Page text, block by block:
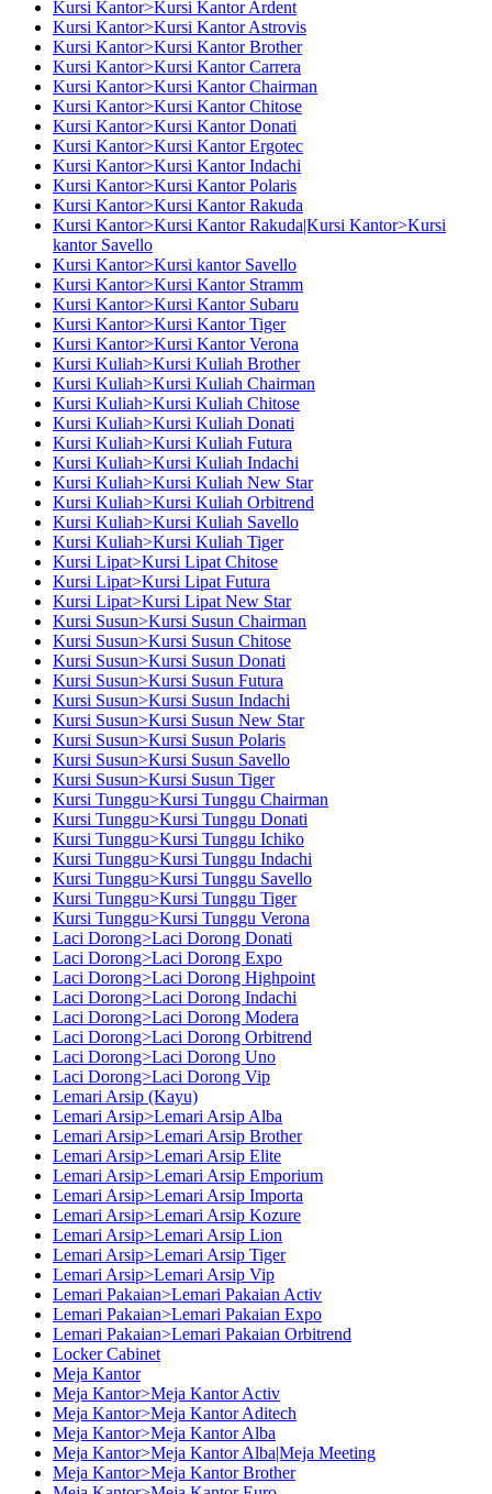
Kursi Kantor>Kursi Kantor Ardent
Kursi Kantor>Kursi Kantor Astrovis
Kursi Kantor>Kursi Kantor Brother
Kursi Kantor>Kursi Kantor Carrera
Kursi Kantor>Kursi Kantor Chairman
Kursi Kantor>Kursi Kantor Chitose
Kursi Kantor>Kursi Kantor Donati
Kursi Kantor>Kursi Kantor Ergotec
Kursi Kantor>Kursi Kantor Indachi
Kursi Kantor>Kursi Kantor Polaris
Kursi Kantor>Kursi Kantor Rakuda
Kursi Kantor>Kursi Kantor Rakuda|Kursi Kantor>Kursi
kantor Savello
Kursi Kantor>Kursi kantor Savello
Kursi Kantor>Kursi Kantor Stramm
Kursi Kantor>Kursi Kantor Subaru
Kursi Kantor>Kursi Kantor Tiger
Kursi Kantor>Kursi Kantor Verona
Kursi Kuliah>Kursi Kuliah Brother
Kursi Kuliah>Kursi Kuliah Chairman
Kursi Kuliah>Kursi Kuliah Chitose
Kursi Kuliah>Kursi Kuliah Donati
Kursi Kuliah>Kursi Kuliah Futura
Kursi Kuliah>Kursi Kuliah Indachi
Kursi Kuliah>Kursi Kuliah New Star
Kursi Kuliah>Kursi Kuliah Orbitrend
Kursi Kuliah>Kursi Kuliah Savello
Kursi Kuliah>Kursi Kuliah Tiger
Kursi Lipat>Kursi Lipat Chitose
Kursi Lipat>Kursi Lipat Futura
Kursi Lipat>Kursi Lipat New Star
Kursi Susun>Kursi Susun Chairman
Kursi Susun>Kursi Susun Chitose
Kursi Susun>Kursi Susun Donati
Kursi Susun>Kursi Susun Futura
Kursi Susun>Kursi Susun Indachi
Kursi Susun>Kursi Susun New Star
Kursi Susun>Kursi Susun Polaris
Kursi Susun>Kursi Susun Savello
Kursi Susun>Kursi Susun Tiger
Kursi Tunggu>Kursi Tunggu Chairman
Kursi Tunggu>Kursi Tunggu Donati
Kursi Tunggu>Kursi Tunggu Ichiko
Kursi Tunggu>Kursi Tunggu Indachi
Kursi Tunggu>Kursi Tunggu Savello
Kursi Tunggu>Kursi Tunggu Tiger
Kursi Tunggu>Kursi Tunggu Verona
Laci Dorong>Laci Dorong Donati
Laci Dorong>Laci Dorong Expo
Laci Dorong>Laci Dorong Highpoint
Laci Dorong>Laci Dorong Indachi
Laci Dorong>Laci Dorong Modera
Laci Dorong>Laci Dorong Orbitrend
Laci Dorong>Laci Dorong Uno
Laci Dorong>Laci Dorong Vip
Lemari Arsip (Kayu)
Lemari Arsip>Lemari Arsip Alba
Lemari Arsip>Lemari Arsip Brother
Lemari Arsip>Lemari Arsip Elite
Lemari Arsip>Lemari Arsip Emporium
Lemari Arsip>Lemari Arsip Importa
Lemari Arsip>Lemari Arsip Kozure
Lemari Arsip>Lemari Arsip Lion
Lemari Arsip>Lemari Arsip Tiger
Lemari Arsip>Lemari Arsip Vip
Lemari Pakaian>Lemari Pakaian Activ
Lemari Pakaian>Lemari Pakaian Expo
Lemari Pakaian>Lemari Pakaian Orbitrend
Locker Cabinet
Meja Kantor
Meja Kantor>Meja Kantor Activ
Meja Kantor>Meja Kantor Aditech
Meja Kantor>Meja Kantor Alba
Meja Kantor>Meja Kantor Alba|Meja Meeting
Meja Kantor>Meja Kantor Brother